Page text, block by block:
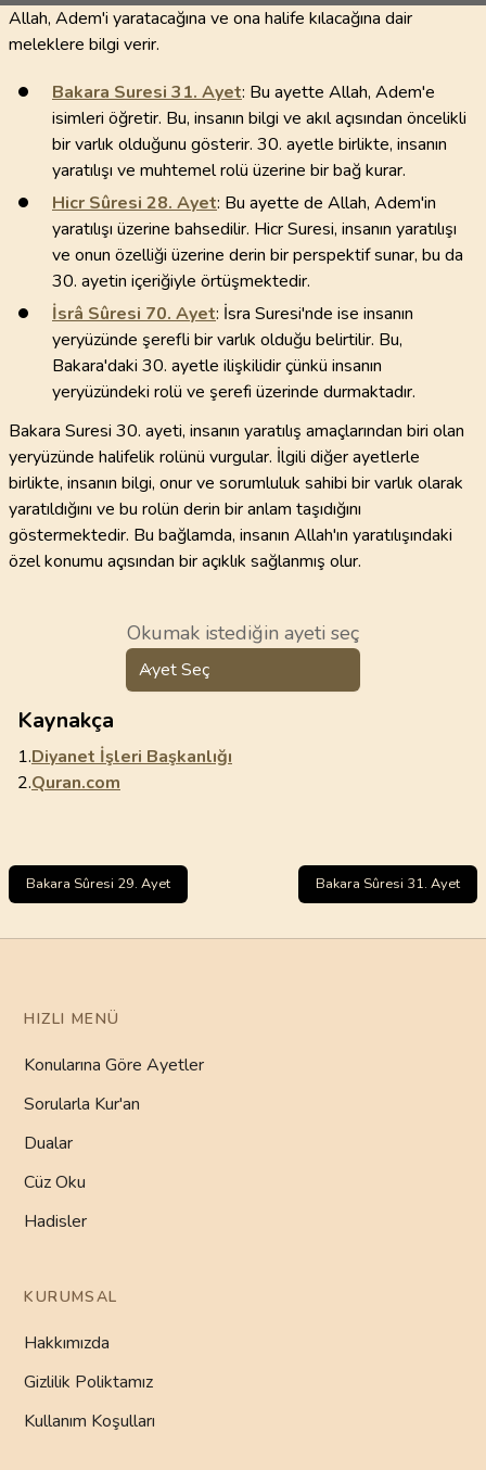
Allah, Adem'i yaratacağına ve ona halife kılacağına dair
meleklere bilgi verir.
Bakara Suresi 31. Ayet: Bu ayette Allah, Adem'e
isimleri öğretir. Bu, insanın bilgi ve akıl açısından öncelikli
bir varlık olduğunu gösterir. 30. ayetle birlikte, insanın
yaratılışı ve muhtemel rolü üzerine bir bağ kurar.
Hicr Sûresi 28. Ayet: Bu ayette de Allah, Adem'in
yaratılışı üzerine bahsedilir. Hicr Suresi, insanın yaratılışı
ve onun özelliği üzerine derin bir perspektif sunar, bu da
30. ayetin içeriğiyle örtüşmektedir.
İsrâ Sûresi 70. Ayet: İsra Suresi'nde ise insanın
yeryüzünde şerefli bir varlık olduğu belirtilir. Bu,
Bakara'daki 30. ayetle ilişkilidir çünkü insanın
yeryüzündeki rolü ve şerefi üzerinde durmaktadır.
Bakara Suresi 30. ayeti, insanın yaratılış amaçlarından biri olan
yeryüzünde halifelik rolünü vurgular. İlgili diğer ayetlerle
birlikte, insanın bilgi, onur ve sorumluluk sahibi bir varlık olarak
yaratıldığını ve bu rolün derin bir anlam taşıdığını
göstermektedir. Bu bağlamda, insanın Allah'ın yaratılışındaki
özel konumu açısından bir açıklık sağlanmış olur.
Okumak istediğin ayeti seç
Ayet Seç
Kaynakça
1.Diyanet İşleri Başkanlığı
2.Quran.com
Bakara Sûresi 29. Ayet Bakara Sûresi 31. Ayet
HIZLI MENÜ
Konularına Göre Ayetler
Sorularla Kur'an
Dualar
Cüz Oku
Hadisler
KURUMSAL
Hakkımızda
Gizlilik Poliktamız
Kullanım Koşulları